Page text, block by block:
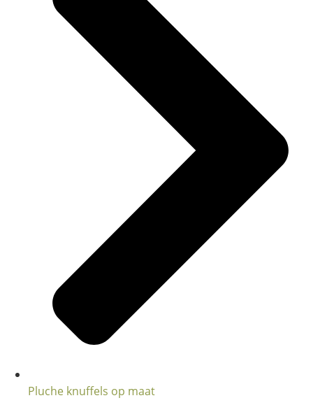
Pluche knuffels op maat